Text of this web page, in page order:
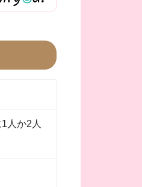
人か2人